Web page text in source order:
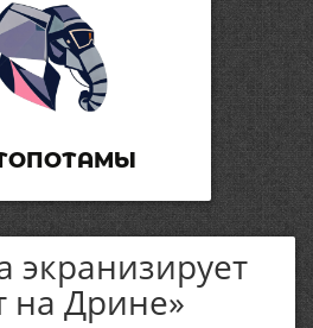
экранизирует
на Дрине»